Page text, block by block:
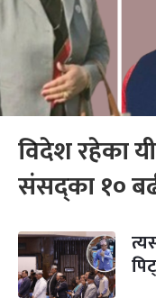
विदेश रहेका
संसद्‍का १०